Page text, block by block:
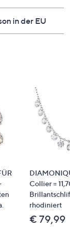
in der EU
Collier =
rhodiniert
€ 79,99